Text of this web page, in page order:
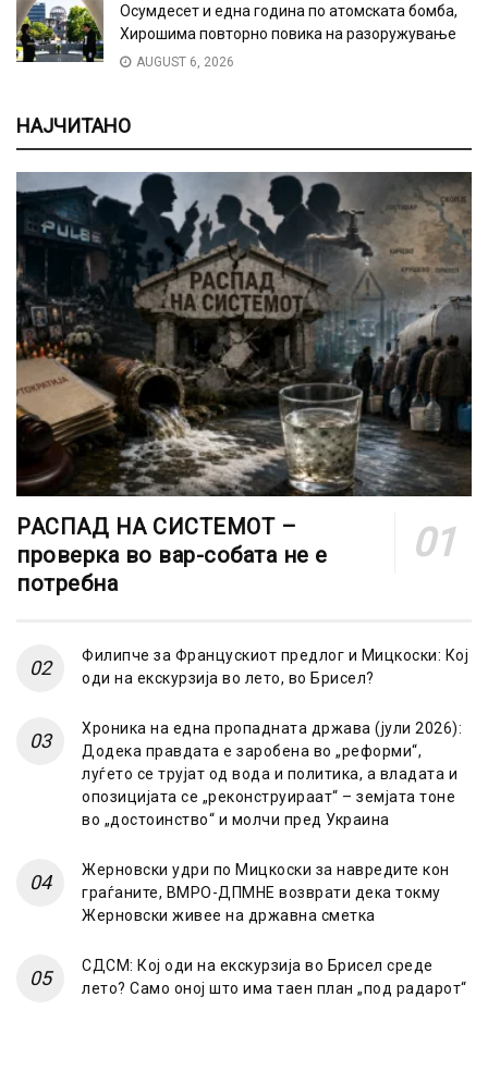
Осумдесет и една година по атомската бомба,
Хирошима повторно повика на разоружување
AUGUST 6, 2026
НАЈЧИТАНО
РАСПАД НА СИСТЕМОТ –
проверка во вар-собата не е
потребна
Филипче за Францускиот предлог и Мицкоски: Кој
оди на екскурзија во лето, во Брисел?
Хроника на една пропадната држава (јули 2026):
Додека правдата е заробена во „реформи“,
луѓето се трујат од вода и политика, а владата и
опозицијата се „реконструираат“ – земјата тоне
во „достоинство“ и молчи пред Украина
Жерновски удри по Мицкоски за навредите кон
граѓаните, ВМРО-ДПМНЕ возврати дека токму
Жерновски живее на државна сметка
СДСМ: Кој оди на екскурзија во Брисел среде
лето? Само оној што има таен план „под радарот“